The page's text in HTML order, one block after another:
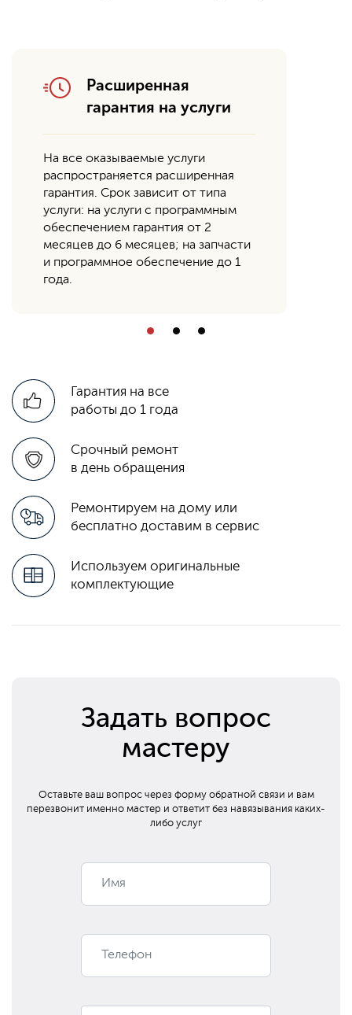
Расширенная
гарантия на услуги
На все оказываемые услуги
распространяется расширенная
гарантия. Срок зависит от типа
услуги: на услуги с программным
обеспечением гарантия от 2
месяцев до 6 месяцев; на запчасти
и программное обеспечение до 1
года.
Гарантия на все
работы до 1 года
Срочный ремонт
в день обращения
Ремонтируем на дому или
бесплатно доставим в сервис
Используем оригинальные
комплектующие
Задать вопрос
мастеру
Оставьте ваш вопрос через форму обратной связи и вам
перезвонит именно мастер и ответит без навязывания каких-
либо услуг